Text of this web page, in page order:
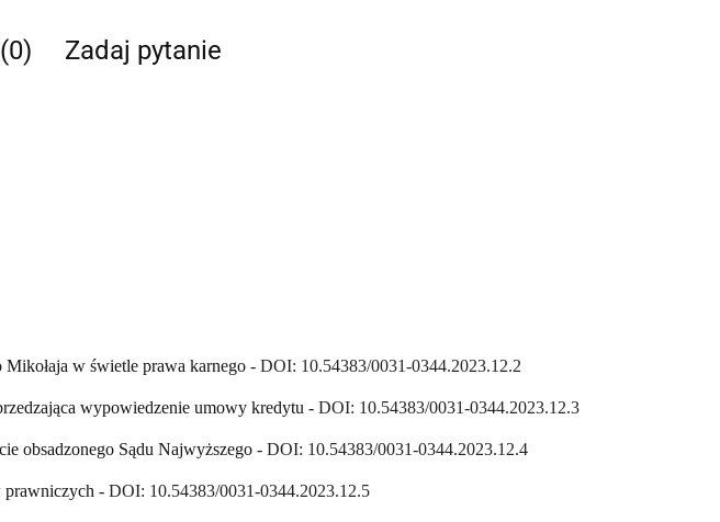
Zadaj pytanie
w świetle prawa karnego - DOI: 10.54383/0031-0344.2023.12.2
wypowiedzenie umowy kredytu - DOI: 10.54383/0031-0344.2023.12.3
obsadzonego Sądu Najwyższego - DOI: 10.54383/0031-0344.2023.12.4
prawniczych - DOI: 10.54383/0031-0344.2023.12.5